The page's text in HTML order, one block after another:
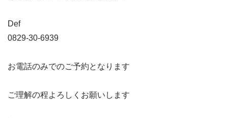
Def
0829-30-6939
お電話のみでのご予約となります
ご理解の程よろしくお願いします